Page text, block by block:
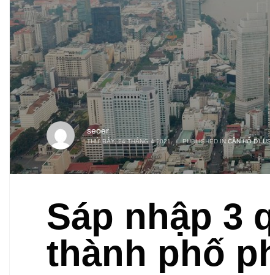
seoer
THỨ BẢY, 24 THÁNG 4 2021 / PUBLISHED IN CĂN HỘ
Sáp nhập 3
thành phố